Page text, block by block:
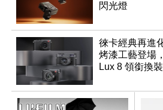
閃光燈
徠卡經典再進
烤漆工藝登場
Lux 8 領銜換裝